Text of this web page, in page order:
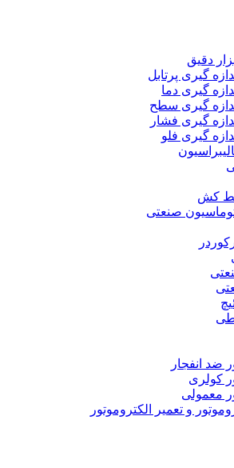
دقیق
گیری پرتابل
گیری دما
گیری سطح
گیری فشار
گیری فلو
خط کش
صنعتی
ضد انفجار
کولری
معمولی
و تعمیر الکتروموتور